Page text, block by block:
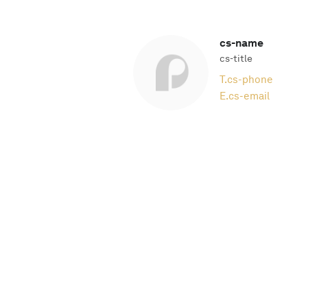
cs-name
cs-title
T.cs-phone
E.cs-email